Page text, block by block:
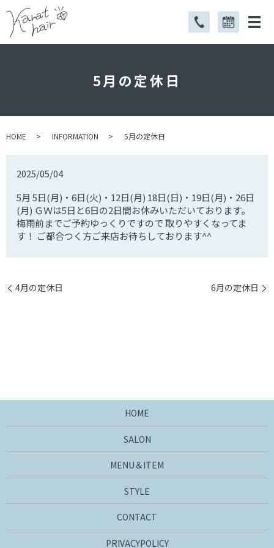
5月の定休日
HOME INFORMATION 5月の定休日
2025/05/04
5月 5日(月)・6日(火)・12日(月) 18日(日)・19日(月)・26日
(月) ＧＷは5日と6日の2日間お休みいただいております。
梅雨前までご予約ゆっくりですので 取りやすくなってま
す！ ご都合つく方ご来店お待ちしております^^
4月の定休日 6月の定休日
HOME
SALON
MENU＆ITEM
STYLE
CONTACT
PRIVACYPOLICY